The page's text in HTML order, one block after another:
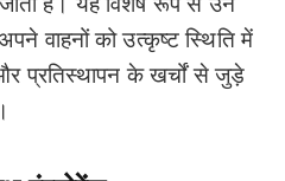
वाहनों को उत्कृष्ट स्थिति में
प्रतिस्थापन के खर्चों से जुड़े